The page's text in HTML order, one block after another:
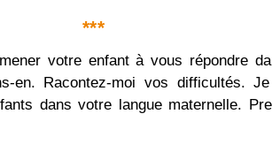
***
votre enfant à vous répondre
en. Racontez-moi vos difficultés.
dans votre langue maternelle.